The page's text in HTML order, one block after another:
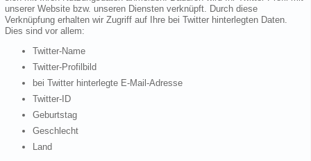
unserer Website bzw. unseren Diensten verknüpft. Durch diese
Verknüpfung erhalten wir Zugriff auf Ihre bei Twitter hinterlegten Daten.
Dies sind vor allem:
Twitter-Name
Twitter-Profilbild
bei Twitter hinterlegte E-Mail-Adresse
Twitter-ID
Geburtstag
Geschlecht
Land